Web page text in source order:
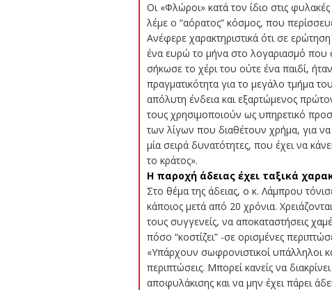
Οι «Φλώροι» κατά τον ίδιο στις
λέμε ο “αόρατος” κόσμος, που
Ανέφερε χαρακτηριστικά ότι σε
ένα ευρώ το μήνα στο λογαριασμό που
σήκωσε το χέρι του ούτε ένα παιδί,
πραγματικότητα για το μεγάλο τμήμα
απόλυτη ένδεια και εξαρτώμενος
τους χρησιμοποιούν ως υπηρετικό
των λίγων που διαθέτουν χρήμα, για
μία σειρά δυνατότητες, που έχει να
το κράτος».
Η παροχή άδειας έχει ταξικά
Στο θέμα της άδειας, ο κ. Λάμπρου
κάποιος μετά από 20 χρόνια.
τους συγγενείς, να αποκαταστήσεις
πόσο “κοστίζει” -σε ορισμένες
«Υπάρχουν σωφρονιστικοί υπάλληλοι
περιπτώσεις. Μπορεί κανείς να
αποφυλάκισης και να μην έχει πάρει